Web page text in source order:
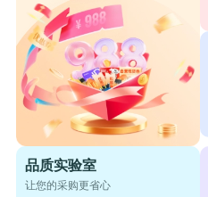
品质实验室
让您的采购更省心